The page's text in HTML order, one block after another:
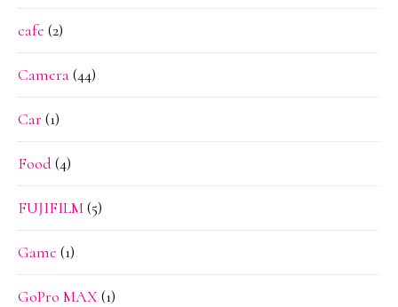
４
旬
目）
cafe (2)
Camera(44)
Car (1)
Food(4)
FUJIFILM(5)
Game (1)
GoPro MAX(1)